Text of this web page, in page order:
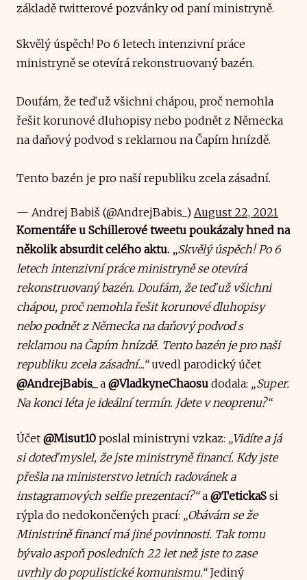
základě twitterové pozvánky od paní ministryně.
Skvělý úspěch! Po 6 letech intenzivní práce
ministryně se otevírá rekonstruovaný bazén.
Doufám, že teď už všichni chápou, proč nemohla
řešit korunové dluhopisy nebo podnět z Německa
na daňový podvod s reklamou na Čapím hnízdě.
Tento bazén je pro naší republiku zcela zásadní.
— Andrej Babiš (@AndrejBabis_) August 22, 2021
Komentáře u Schillerové tweetu poukázaly hned na
několik absurdit celého aktu. „Skvělý úspěch! Po 6
letech intenzivní práce ministryně se otevírá
rekonstruovaný bazén. Doufám, že teď už všichni
chápou, proč nemohla řešit korunové dluhopisy
nebo podnět z Německa na daňový podvod s
reklamou na Čapím hnízdě. Tento bazén je pro naši
republiku zcela zásadní...“uvedl parodický účet
@AndrejBabis_ a @VladkyneChaosu dodala: „Super.
Na konci léta je ideální termín. Jdete v neoprenu?“
Účet @Misut10 poslal ministryni vzkaz: „Vidíte a já
si doteď myslel, že jste ministryně financí. Kdy jste
přešla na ministerstvo letních radovánek a
instagramových selfie prezentací?“a @TetickaS si
rýpla do nedokončených prací: „Obávám se že
Ministrině financí má jiné povinnosti. Tak tomu
bývalo aspoň posledních 22 let než jste to zase
uvrhly do populistické komunismu.“Jediný